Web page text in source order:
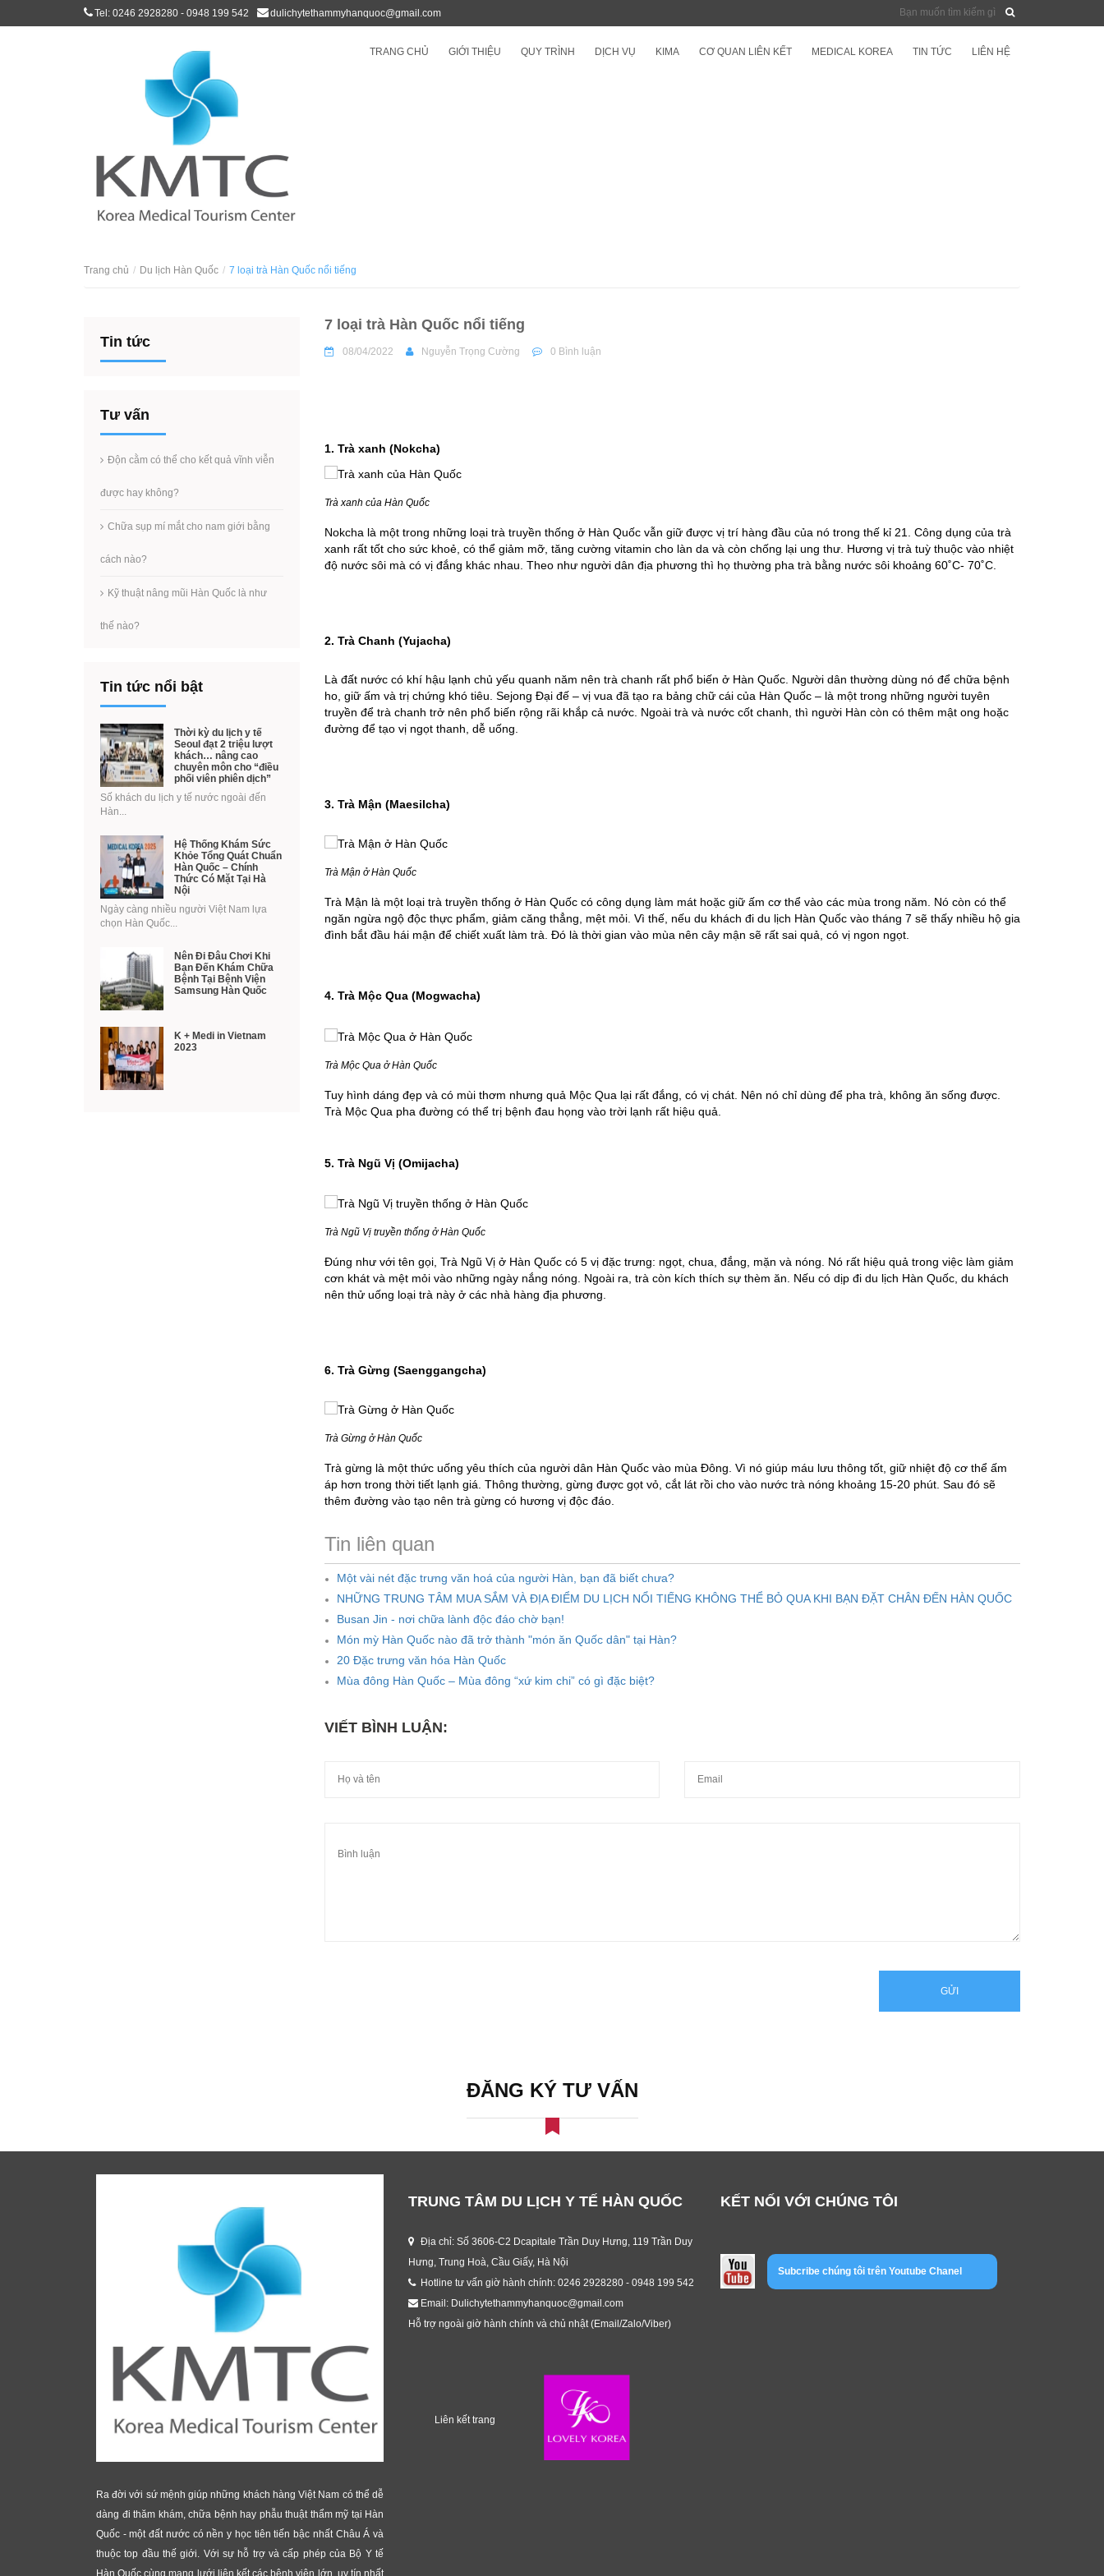
Tel: 0246 2928280 - 0948 199 542 dulichytethammyhanquoc@gmail.com
TRANG CHỦ GIỚI THIỆU QUY TRÌNH DỊCH VỤ KIMA CƠ QUAN LIÊN KẾT MEDICAL KOREA TIN TỨC LIÊN HỆ
Trang chủ Du lịch Hàn Quốc 7 loại trà Hàn Quốc nổi tiếng
Tin tức
Tư vấn
Độn cằm có thể cho kết quả vĩnh viễn
được hay không?
Chữa sụp mí mắt cho nam giới bằng
cách nào?
Kỹ thuật nâng mũi Hàn Quốc là như
thế nào?
Tin tức nổi bật
Thời kỳ du lịch y tế
Seoul đạt 2 triệu lượt
khách… nâng cao
chuyên môn cho “điều
phối viên phiên dịch”
Số khách du lịch y tế nước ngoài đến
Hàn...
Hệ Thống Khám Sức
Khỏe Tổng Quát Chuẩn
Hàn Quốc – Chính
Thức Có Mặt Tại Hà
Nội
Ngày càng nhiều người Việt Nam lựa
chọn Hàn Quốc...
Nên Đi Đâu Chơi Khi
Bạn Đến Khám Chữa
Bệnh Tại Bệnh Viện
Samsung Hàn Quốc
K + Medi in Vietnam
2023
7 loại trà Hàn Quốc nổi tiếng
08/04/2022 Nguyễn Trọng Cường 0 Bình luận
1. Trà xanh (Nokcha)
Trà xanh của Hàn Quốc
Nokcha là một trong những loại trà truyền thống ở Hàn Quốc vẫn giữ được vị trí hàng đầu của nó trong thế kỉ 21. Công dụng của trà
xanh rất tốt cho sức khoẻ, có thể giảm mỡ, tăng cường vitamin cho làn da và còn chống lại ung thư. Hương vị trà tuỳ thuộc vào nhiệt
độ nước sôi mà có vị đắng khác nhau. Theo như người dân địa phương thì họ thường pha trà bằng nước sôi khoảng 60˚C- 70˚C.
2. Trà Chanh (Yujacha)
Là đất nước có khí hậu lạnh chủ yếu quanh năm nên trà chanh rất phổ biến ở Hàn Quốc. Người dân thường dùng nó để chữa bệnh
ho, giữ ấm và trị chứng khó tiêu. Sejong Đại đế – vị vua đã tạo ra bảng chữ cái của Hàn Quốc – là một trong những người tuyên
truyền để trà chanh trở nên phổ biến rộng rãi khắp cả nước. Ngoài trà và nước cốt chanh, thì người Hàn còn có thêm mật ong hoặc
đường để tạo vị ngọt thanh, dễ uống.
3. Trà Mận (Maesilcha)
Trà Mận ở Hàn Quốc
Trà Mận là một loại trà truyền thống ở Hàn Quốc có công dụng làm mát hoặc giữ ấm cơ thể vào các mùa trong năm. Nó còn có thể
ngăn ngừa ngộ độc thực phẩm, giảm căng thẳng, mệt mỏi. Vì thế, nếu du khách đi du lịch Hàn Quốc vào tháng 7 sẽ thấy nhiều hộ gia
đình bắt đầu hái mận để chiết xuất làm trà. Đó là thời gian vào mùa nên cây mận sẽ rất sai quả, có vị ngon ngọt.
4. Trà Mộc Qua (Mogwacha)
Trà Mộc Qua ở Hàn Quốc
Tuy hình dáng đẹp và có mùi thơm nhưng quả Mộc Qua lại rất đắng, có vị chát. Nên nó chỉ dùng để pha trà, không ăn sống được.
Trà Mộc Qua pha đường có thể trị bệnh đau họng vào trời lạnh rất hiệu quả.
5. Trà Ngũ Vị (Omijacha)
Trà Ngũ Vị truyền thống ở Hàn Quốc
Đúng như với tên gọi, Trà Ngũ Vị ở Hàn Quốc có 5 vị đặc trưng: ngọt, chua, đắng, mặn và nóng. Nó rất hiệu quả trong việc làm giảm
cơn khát và mệt mỏi vào những ngày nắng nóng. Ngoài ra, trà còn kích thích sự thèm ăn. Nếu có dịp đi du lịch Hàn Quốc, du khách
nên thử uống loại trà này ở các nhà hàng địa phương.
6. Trà Gừng (Saenggangcha)
Trà Gừng ở Hàn Quốc
Trà gừng là một thức uống yêu thích của người dân Hàn Quốc vào mùa Đông. Vì nó giúp máu lưu thông tốt, giữ nhiệt độ cơ thể ấm
áp hơn trong thời tiết lạnh giá. Thông thường, gừng được gọt vỏ, cắt lát rồi cho vào nước trà nóng khoảng 15-20 phút. Sau đó sẽ
thêm đường vào tạo nên trà gừng có hương vị độc đáo.
Tin liên quan
Một vài nét đặc trưng văn hoá của người Hàn, bạn đã biết chưa?
NHỮNG TRUNG TÂM MUA SẮM VÀ ĐỊA ĐIỂM DU LỊCH NỔI TIẾNG KHÔNG THỂ BỎ QUA KHI BẠN ĐẶT CHÂN ĐẾN HÀN QUỐC
Busan Jin - nơi chữa lành độc đáo chờ bạn!
Món mỳ Hàn Quốc nào đã trở thành "món ăn Quốc dân" tại Hàn?
20 Đặc trưng văn hóa Hàn Quốc
Mùa đông Hàn Quốc – Mùa đông “xứ kim chi” có gì đặc biệt?
VIẾT BÌNH LUẬN:
GỬI
ĐĂNG KÝ TƯ VẤN
Ra đời với sứ mệnh giúp những khách hàng Việt Nam có thể dễ
dàng đi thăm khám, chữa bệnh hay phẫu thuật thẩm mỹ tại Hàn
Quốc - một đất nước có nền y học tiên tiến bậc nhất Châu Á và
thuộc top đầu thế giới. Với sự hỗ trợ và cấp phép của Bộ Y tế
Hàn Quốc cùng mạng lưới liên kết các bệnh viện lớn, uy tín nhất
TRUNG TÂM DU LỊCH Y TẾ HÀN QUỐC
Địa chỉ: Số 3606-C2 Dcapitale Trần Duy Hưng, 119 Trần Duy
Hưng, Trung Hoà, Cầu Giấy, Hà Nội
Hotline tư vấn giờ hành chính: 0246 2928280 - 0948 199 542
Email: Dulichytethammyhanquoc@gmail.com
Hỗ trợ ngoài giờ hành chính và chủ nhật (Email/Zalo/Viber)
Liên kết trang
KẾT NỐI VỚI CHÚNG TÔI
Subcribe chúng tôi trên Youtube Chanel